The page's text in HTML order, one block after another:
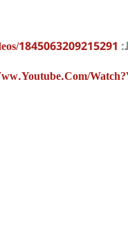
1845063209215291